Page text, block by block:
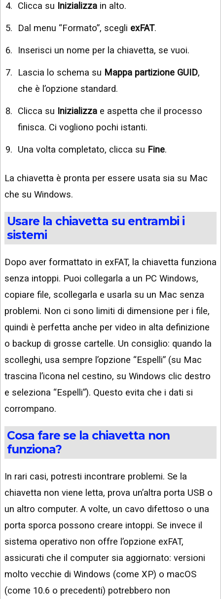
Clicca su Inizializza in alto.
Dal menu “Formato”, scegli exFAT.
Inserisci un nome per la chiavetta, se vuoi.
Lascia lo schema su Mappa partizione GUID,
che è l’opzione standard.
Clicca su Inizializza e aspetta che il processo
finisca. Ci vogliono pochi istanti.
Una volta completato, clicca su Fine.
La chiavetta è pronta per essere usata sia su Mac
che su Windows.
Usare la chiavetta su entrambi i
sistemi
Dopo aver formattato in exFAT, la chiavetta funziona
senza intoppi. Puoi collegarla a un PC Windows,
copiare file, scollegarla e usarla su un Mac senza
problemi. Non ci sono limiti di dimensione per i file,
quindi è perfetta anche per video in alta definizione
o backup di grosse cartelle. Un consiglio: quando la
scolleghi, usa sempre l’opzione “Espelli” (su Mac
trascina l’icona nel cestino, su Windows clic destro
e seleziona “Espelli”). Questo evita che i dati si
corrompano.
Cosa fare se la chiavetta non
funziona?
In rari casi, potresti incontrare problemi. Se la
chiavetta non viene letta, prova un’altra porta USB o
un altro computer. A volte, un cavo difettoso o una
porta sporca possono creare intoppi. Se invece il
sistema operativo non offre l’opzione exFAT,
assicurati che il computer sia aggiornato: versioni
molto vecchie di Windows (come XP) o macOS
(come 10.6 o precedenti) potrebbero non